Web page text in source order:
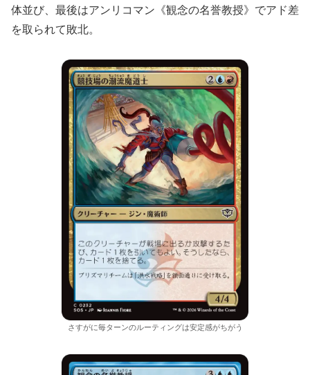
体並び、最後はアンリコマン《観念の名誉教授》でアド差
を取られて敗北。
さすがに毎ターンのルーティングは安定感がちがう